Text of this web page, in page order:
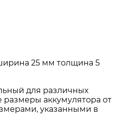
25 мм толщина 5
для различных
аккумулятора от
указанными в